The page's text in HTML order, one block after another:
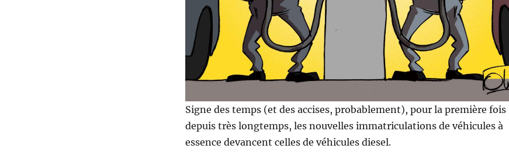
Signe des temps (et des accises, probablement), pour la première fois
depuis très longtemps, les nouvelles immatriculations de véhicules à
essence devancent celles de véhicules diesel.